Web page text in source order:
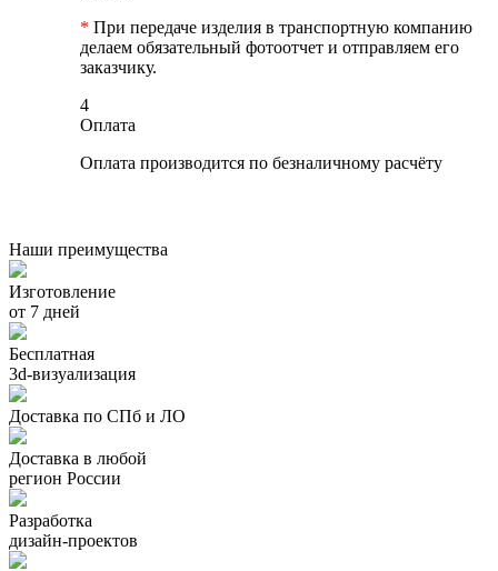
* При передаче изделия в транспортную компанию
делаем обязательный фотоотчет и отправляем его
заказчику.
4
Оплата
Оплата производится по безналичному расчёту
Наши преимущества
Изготовление
от 7 дней
Бесплатная
3d-визуализация
Доставка по СПб и ЛО
Доставка в любой
регион России
Разработка
дизайн-проектов